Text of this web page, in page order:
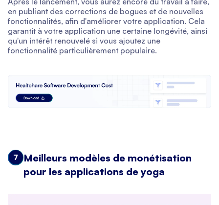
en publiant des corrections de bogues et de nouvelles
fonctionnalités, afin d'améliorer votre application. Cela
garantit à votre application une certaine longévité, ainsi
qu'un intérêt renouvelé si vous ajoutez une
fonctionnalité particulièrement populaire.
7
Meilleurs modèles de monétisation
pour les applications de yoga